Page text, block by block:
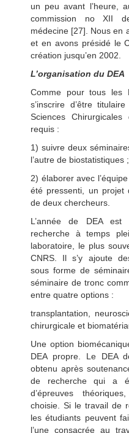
un peu avant l’heure,
commission no XII
médecine [27]. Nous en
et en avons présidé le
création jusqu’en 2002.
L’organisation du DEA
Comme pour tous les
s’inscrire d’être
Sciences
requis :
1) suivre deux
l’autre de biostatistiques ;
2) élaborer avec
été pressenti, un projet
de deux chercheurs.
L’année de DEA
recherche à temps
laboratoire, le plus
CNRS. Il s’y ajoute
sous forme de
séminaire de tronc
entre quatre options :
transplantation,
chirurgicale et
Une option
DEA propre. Le DEA
obtenu après
de recherche qui a
d’épreuves
choisie. Si le travail de
les étudiants peuvent
l’une consacrée au